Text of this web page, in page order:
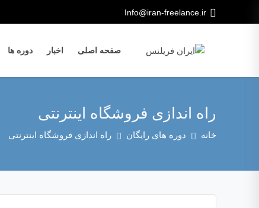
Info@iran-freelance.ir
صفحه اصلی اخبار دوره ها
راه اندازی فروشگاه اینترنتی
خانه دوره های رایگان راه اندازی فروشگاه اینترنتی